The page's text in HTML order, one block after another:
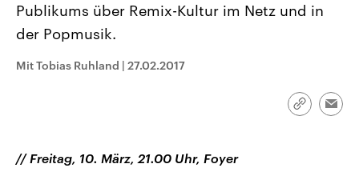
Landtagswahl Sachsen-Anhalt
2026
Sachsen-Anhalt wählt am 6.
und Hintergründe zu den Parteien
und Kandidaten der anstehenden
den mächtigsten Ländern
mit großem Einfluss auf
aktuelle Weltgeschehen.
Sendungen Programm Podcasts
Publikums über Remix-Kultur im Netz und in
der Popmusik.
Mit Tobias Ruhland | 27.02.2017
Link
// Freitag, 10. März, 21.00 Uhr, Foyer